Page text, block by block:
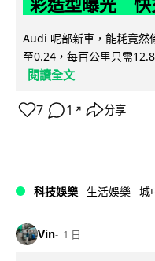
彩造型曝光 快
Audi 呢部新車，能耗竟
至0.24，每百公里只需
閱讀全文
7 1 ↗ 分享
科技娛樂 生活娛樂 城
Vin 1 日